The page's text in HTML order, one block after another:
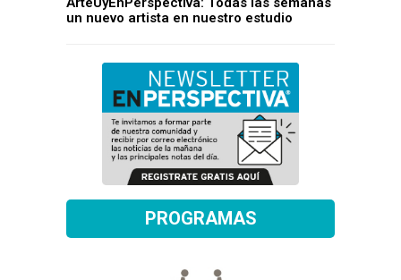
un nuevo artista en nuestro estudio
PROGRAMAS